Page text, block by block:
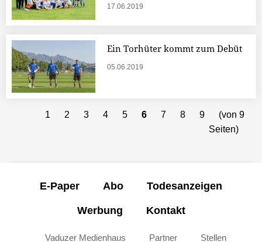
17.06.2019
Ein Torhüter kommt zum Debüt
05.06.2019
1 2 3 4 5 6 7 8 9
(von 9
Seiten)
E-Paper Abo Todesanzeigen
Werbung Kontakt
Vaduzer Medienhaus Partner Stellen